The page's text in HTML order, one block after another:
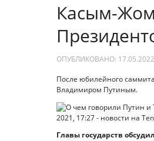
Касым-
ОПУБЛИКОВАНО:
После юбилейного
Владимиром Путиным.
Главы государств